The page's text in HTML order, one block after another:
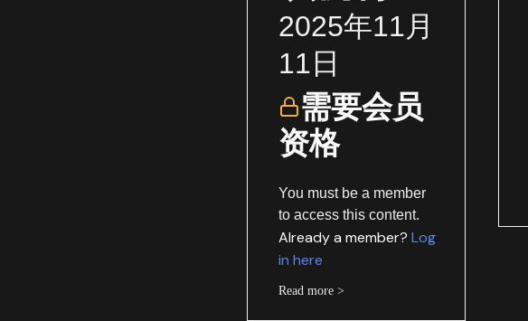
2025年11月
11日
需要会员
资格
You must be a member
to access this content.
Already a member? Log
in here
Read more >